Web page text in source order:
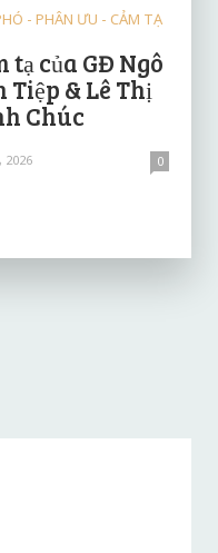
- PHÂN ƯU - CẢM TẠ
tạ của GĐ Ngô
Tiệp & Lê Thị
Chúc
2026 0